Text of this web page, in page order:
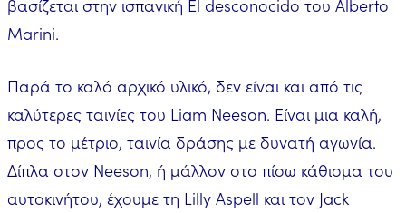
βασίζεται στην ισπανική El desconocido του Alberto
Marini.
Παρά το καλό αρχικό υλικό, δεν είναι και από τις
καλύτερες ταινίες του Liam Neeson. Είναι μια καλή,
προς το μέτριο, ταινία δράσης με δυνατή αγωνία.
Δίπλα στον Neeson, ή μάλλον στο πίσω κάθισμα του
αυτοκινήτου, έχουμε τη Lilly Aspell και τον Jack